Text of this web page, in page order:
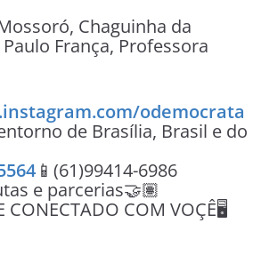
Chaguinha da
França, Professora
odemocrata
de Brasília, Brasil e do
📱(61)99414-6986
e parcerias🤝🏽
CONECTADO COM VOÇÊ🖥️